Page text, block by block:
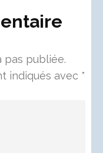
pas publiée.
indiqués avec *